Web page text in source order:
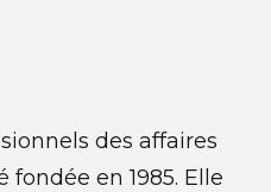
des affaires
fondée en 1985. Elle